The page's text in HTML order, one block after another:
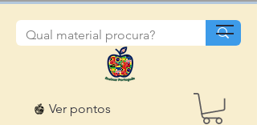
Ver pontos